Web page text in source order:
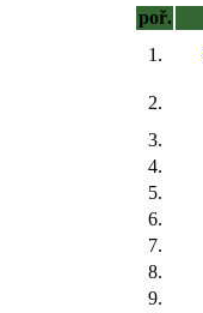
poř.
1.
2.
3.
4.
5.
6.
7.
8.
9.